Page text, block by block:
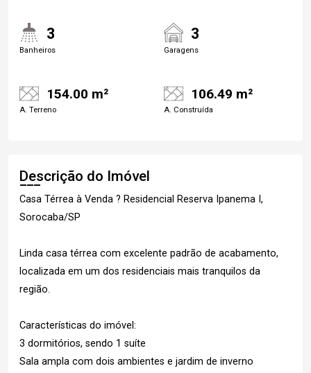
3
Banheiros
3
Garagens
154.00 m²
A. Terreno
106.49 m²
A. Construída
Descrição do Imóvel
Casa Térrea à Venda ? Residencial Reserva Ipanema I,
Sorocaba/SP
Linda casa térrea com excelente padrão de acabamento,
localizada em um dos residenciais mais tranquilos da
região.
Características do imóvel:
3 dormitórios, sendo 1 suíte
Sala ampla com dois ambientes e jardim de inverno